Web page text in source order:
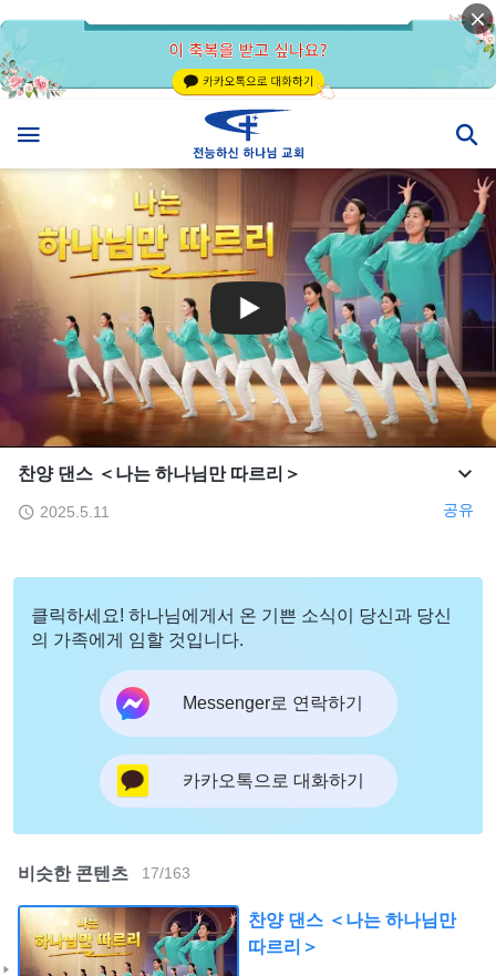
찬양 댄스 ＜나는 하나님만 따르리＞
2025.5.11 공유
클릭하세요! 하나님에게서 온 기쁜 소식이 당신과 당신
의 가족에게 임할 것입니다.
Messenger로 연락하기
카카오톡으로 대화하기
비슷한 콘텐츠 17/163
찬양 댄스 ＜나는 하나님만
따르리＞